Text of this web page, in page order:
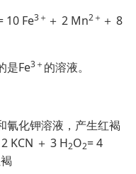
10 Fe3＋ ＋ 2 Mn2＋ ＋ 8
是Fe3＋ 的溶液。
氰化钾溶液，产生红褐
KCN ＋ 3 H2O2= 4